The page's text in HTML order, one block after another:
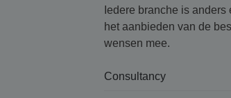
Iedere branche is
het aanbieden van de
wensen mee.
Consultancy